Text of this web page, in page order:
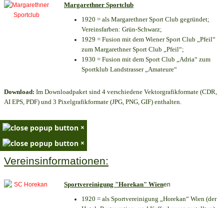
Margarethner Sportclub
1920 = als Margarethner Sport Club gegründet;
Vereinsfarben: Grün-Schwarz;
1929 = Fusion mit dem Wiener Sport Club „Pfeil“
zum Margarethner Sport Club „Pfeil“;
1930 = Fusion mit dem Sport Club „Adria“ zum
Sportklub Landstrasser „Amateure“
Download: Im Downloadpaket sind 4 verschiedene Vektorgrafikformate (CDR,
AI EPS, PDF) und 3 Pixelgrafikformate (JPG, PNG, GIF) enthalten.
×
×
Vereinsinformationen:
Sportvereinigung "Horekan" Wienen
1920 = als Sportvereinigung „Horekan“ Wien (der